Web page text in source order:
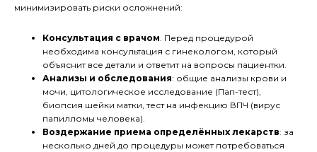
минимизировать риски осложнений:
Консультация с врачом . Перед процедурой
необходима консультация с гинекологом, который
объяснит все детали и ответит на вопросы пациентки.
Анализы и обследования: общие анализы крови и
мочи, цитологическое исследование (Пап-тест),
биопсия шейки матки, тест на инфекцию ВПЧ (вирус
папилломы человека).
Воздержание приема определённых лекарств: за
несколько дней до процедуры может потребоваться